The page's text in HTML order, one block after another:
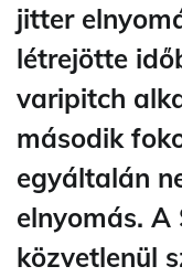
jitter
létrejötte
varipitch
második
egyáltalán
elnyomás. A
közvetlenül